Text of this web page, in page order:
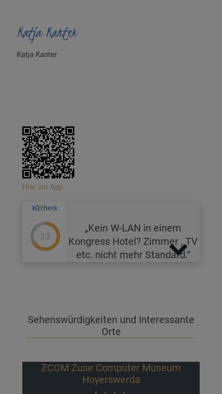
Katja Kanter
Katja Kanter
Hier zur App
3,3
Kein W-LAN in einem
Kongress Hotel? Zimmer , TV
etc. nicht mehr Standard.
Sehenswürdigkeiten und Interessante
Orte
Computer Museum
Zoo